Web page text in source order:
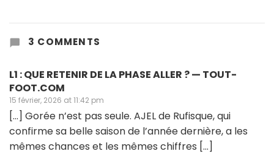
3 COMMENTS
L1 : QUE RETENIR DE LA PHASE ALLER ? — TOUT-
FOOT.COM
15 février, 2026 at 11:42 pm
[…] Gorée n’est pas seule. AJEL de Rufisque, qui
confirme sa belle saison de l’année dernière, a les
mêmes chances et les mêmes chiffres […]